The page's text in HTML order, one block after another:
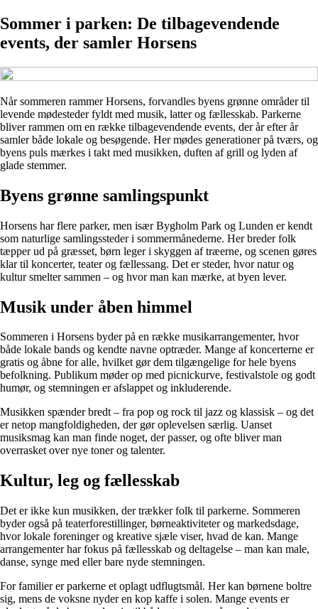
Sommer i parken: De tilbagevendende
events, der samler Horsens
Når sommeren rammer Horsens, forvandles byens grønne områder til
levende mødesteder fyldt med musik, latter og fællesskab. Parkerne
bliver rammen om en række tilbagevendende events, der år efter år
samler både lokale og besøgende. Her mødes generationer på tværs, og
byens puls mærkes i takt med musikken, duften af grill og lyden af
glade stemmer.
Byens grønne samlingspunkt
Horsens har flere parker, men især Bygholm Park og Lunden er kendt
som naturlige samlingssteder i sommermånederne. Her breder folk
tæpper ud på græsset, børn leger i skyggen af træerne, og scenen gøres
klar til koncerter, teater og fællessang. Det er steder, hvor natur og
kultur smelter sammen – og hvor man kan mærke, at byen lever.
Musik under åben himmel
Sommeren i Horsens byder på en række musikarrangementer, hvor
både lokale bands og kendte navne optræder. Mange af koncerterne er
gratis og åbne for alle, hvilket gør dem tilgængelige for hele byens
befolkning. Publikum møder op med picnickurve, festivalstole og godt
humør, og stemningen er afslappet og inkluderende.
Musikken spænder bredt – fra pop og rock til jazz og klassisk – og det
er netop mangfoldigheden, der gør oplevelsen særlig. Uanset
musiksmag kan man finde noget, der passer, og ofte bliver man
overrasket over nye toner og talenter.
Kultur, leg og fællesskab
Det er ikke kun musikken, der trækker folk til parkerne. Sommeren
byder også på teaterforestillinger, børneaktiviteter og markedsdage,
hvor lokale foreninger og kreative sjæle viser, hvad de kan. Mange
arrangementer har fokus på fællesskab og deltagelse – man kan male,
danse, synge med eller bare nyde stemningen.
For familier er parkerne et oplagt udflugtsmål. Her kan børnene boltre
sig, mens de voksne nyder en kop kaffe i solen. Mange events er